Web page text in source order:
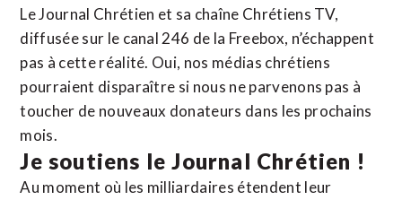
Le Journal Chrétien et sa chaîne Chrétiens TV,
diffusée sur le canal 246 de la Freebox, n’échappent
pas à cette réalité. Oui, nos médias chrétiens
pourraient disparaître si nous ne parvenons pas à
toucher de nouveaux donateurs dans les prochains
mois.
Je soutiens le Journal Chrétien !
Au moment où les milliardaires étendent leur